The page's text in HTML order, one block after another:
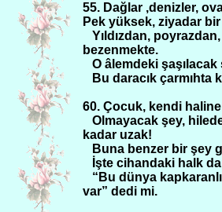
55. Dağlar ,denizler,
Pek yüksek, ziyadar
Yıldızdan,
bezenmekte.
O âlemdeki
Bu daracık
60. Çocuk, kendi
Olmayacak şey,
kadar uzak!
Buna benzer bir şey
İşte cihandaki halk
“Bu dünya
var” dedi mi.